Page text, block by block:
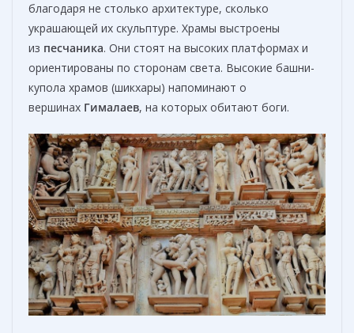
благодаря не столько архитектуре, сколько
украшающей их скульптуре. Храмы выстроены
из песчаника. Они стоят на высоких платформах и
ориентированы по сторонам света. Высокие башни-
купола храмов (шикхары) напоминают о
вершинах Гималаев, на которых обитают боги.